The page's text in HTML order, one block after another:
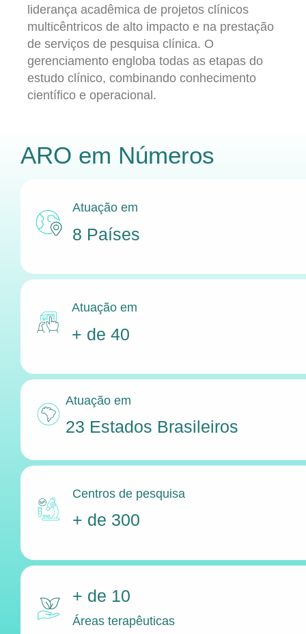
liderança acadêmica de projetos clínicos
multicêntricos de alto impacto e na prestação
de serviços de pesquisa clínica. O
gerenciamento engloba todas as etapas do
estudo clínico, combinando conhecimento
científico e operacional.
ARO em Números
Atuação em
8 Países
Atuação em
+ de 40
Atuação em
23 Estados Brasileiros
Centros de pesquisa
+ de 300
+ de 10
Áreas terapêuticas